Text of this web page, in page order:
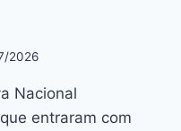
2026
Nacional
entraram com